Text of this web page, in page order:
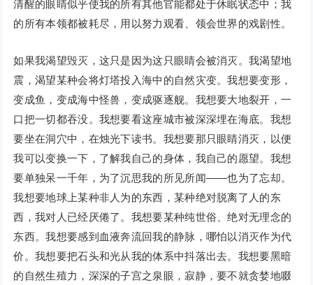
清醒的眼睛似乎使我的所有其他官能都处于休眠状态中；我
的所有本领都被耗尽，用以努力观看、领会世界的戏剧性。
如果我渴望毁灭，这只是因为这只眼睛会被消灭。我渴望地
震，渴望某种会将灯塔投入海中的自然灾变。我想要变形，
变成鱼，变成海中怪兽，变成驱逐舰。我想要大地裂开，一
口把一切都吞没。我想要看这座城市被深深埋在海底。我想
要坐在洞穴中，在烛光下读书。我想要那只眼睛消灭，以便
我可以变换一下，了解我自己的身体，我自己的愿望。我想
要单独呆一千年，为了沉思我的所见所闻——也为了忘却。
我想要地球上某种非人为的东西，某种绝对脱离了人的东
西，我对人已经厌倦了。我想要某种纯世俗、绝对无理念的
东西。我想要感到血液奔流回我的静脉，哪怕以消灭作为代
价。我想要把石头和光从我的体系中抖落出去。我想要黑暗
的自然生殖力，深深的子宫之泉眼，寂静，要不就贪婪地啜